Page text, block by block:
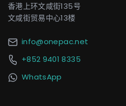
香港上环文咸街135号
文咸街贸易中心13楼
info@onepac.net
+852 9401 8335
WhatsApp